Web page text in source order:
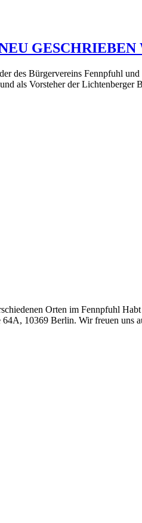
GESCHRIEBEN
Bürgervereins Fennpfuhl
als Vorsteher der
Orten im Fennpfuhl
10369 Berlin. Wir freuen